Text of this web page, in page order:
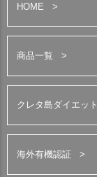
HOME
商品一覧
クレタ島ダイエット
海外有機認証